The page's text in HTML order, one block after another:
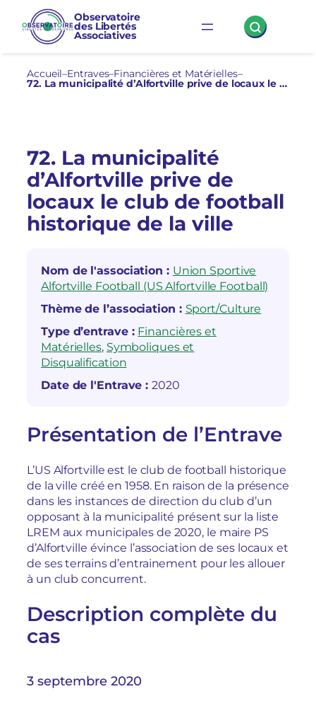
contenu
Observatoire
des Libertés
Associatives
Accueil–Entraves–Financières et Matérielles–
72. La municipalité d’Alfortville prive de locaux le club de football historique de la ville
72. La municipalité
d’Alfortville prive de
locaux le club de football
historique de la ville
Nom de l'association : Union Sportive
Alfortville Football (US Alfortville Football)
Thème de l’association : Sport/Culture
Type d’entrave : Financières et
Matérielles, Symboliques et
Disqualification
Date de l'Entrave : 2020
Présentation de l’Entrave
L’US Alfortville est le club de football historique
de la ville créé en 1958. En raison de la présence
dans les instances de direction du club d’un
opposant à la municipalité présent sur la liste
LREM aux municipales de 2020, le maire PS
d’Alfortville évince l’association de ses locaux et
de ses terrains d’entrainement pour les allouer
à un club concurrent.
Description complète du
cas
3 septembre 2020